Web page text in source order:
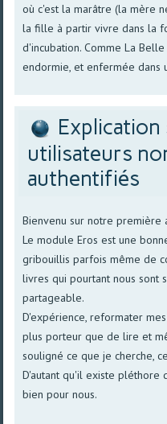
où c'est la marâtre (la mère
la fille à partir vivre dans la
d'incubation. Comme La
endormie, et enfermée dans
Explication
utilisateurs
authentifiés
Bienvenu sur notre première
Le module Eros est une
gribouillis parfois même de
livres qui pourtant nous sont
partageable.
D'expérience, reformater
plus porteur que de lire et
souligné ce que je cherche,
D'autant qu'il existe pléthore
bien pour nous.